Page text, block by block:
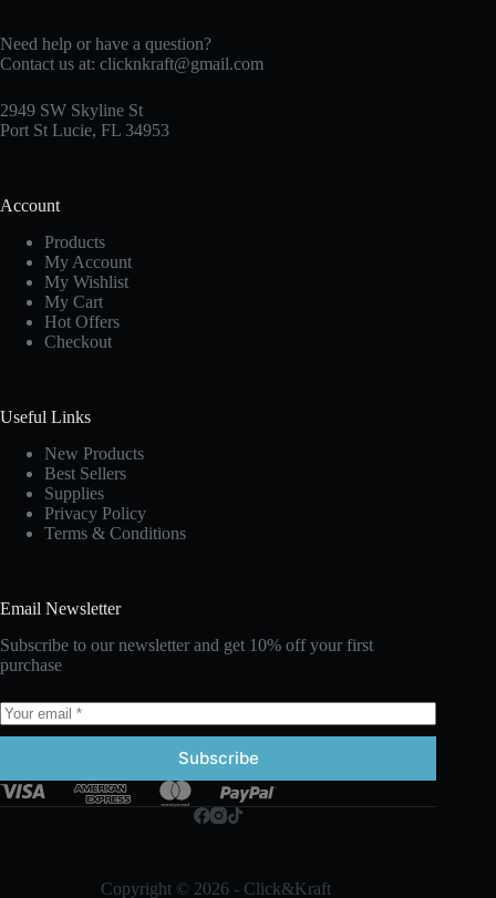
Need help or have a question?
Contact us at: clicknkraft@gmail.com
2949 SW Skyline St
Port St Lucie, FL 34953
Account
Products
My Account
My Wishlist
My Cart
Hot Offers
Checkout
Useful Links
New Products
Best Sellers
Supplies
Privacy Policy
Terms & Conditions
Email Newsletter
Subscribe to our newsletter and get 10% off your first
purchase
Subscribe
Copyright © 2026 - Click&Kraft